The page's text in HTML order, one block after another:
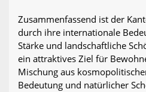
Zusammenfassend ist der
durch ihre internationale
Stärke und landschaftliche
ein attraktives Ziel für
Mischung aus
Bedeutung und natürlicher